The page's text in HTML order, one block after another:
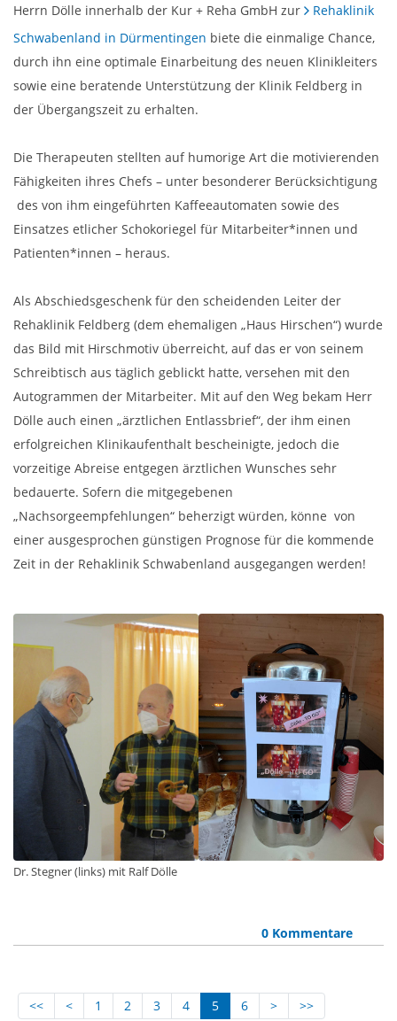
Herrn Dölle innerhalb der Kur + Reha GmbH zur
Rehaklinik
Schwabenland in Dürmentingen biete die einmalige Chance,
durch ihn eine optimale Einarbeitung des neuen Klinikleiters
sowie eine beratende Unterstützung der Klinik Feldberg in
der Übergangszeit zu erhalten.
Die Therapeuten stellten auf humorige Art die motivierenden
Fähigkeiten ihres Chefs – unter besonderer Berücksichtigung
des von ihm eingeführten Kaffeeautomaten sowie des
Einsatzes etlicher Schokoriegel für Mitarbeiter*innen und
Patienten*innen – heraus.
Als Abschiedsgeschenk für den scheidenden Leiter der
Rehaklinik Feldberg (dem ehemaligen „Haus Hirschen“) wurde
das Bild mit Hirschmotiv überreicht, auf das er von seinem
Schreibtisch aus täglich geblickt hatte, versehen mit den
Autogrammen der Mitarbeiter. Mit auf den Weg bekam Herr
Dölle auch einen „ärztlichen Entlassbrief“, der ihm einen
erfolgreichen Klinikaufenthalt bescheinigte, jedoch die
vorzeitige Abreise entgegen ärztlichen Wunsches sehr
bedauerte. Sofern die mitgegebenen
„Nachsorgeempfehlungen“ beherzigt würden, könne von
einer ausgesprochen günstigen Prognose für die kommende
Zeit in der Rehaklinik Schwabenland ausgegangen werden!
Dr. Stegner (links) mit Ralf Dölle
0 Kommentare
<< < 1 2 3 4 5 6 > >>